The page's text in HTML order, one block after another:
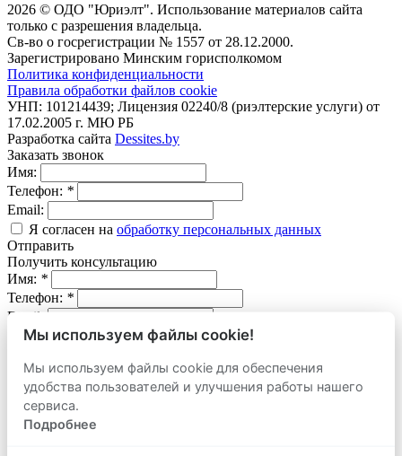
2026 © ОДО "Юриэлт". Использование материалов сайта
только с разрешения владельца.
Св-во о госрегистрации № 1557 от 28.12.2000.
Зарегистрировано Минским горисполкомом
Политика конфиденциальности
Правила обработки файлов cookie
УНП: 101214439; Лицензия 02240/8 (риэлтерские услуги) от
17.02.2005 г. МЮ РБ
Разработка сайта Dessites.by
Заказать звонок
Имя:
Телефон: *
Email:
Я согласен на обработку персональных данных
Отправить
Получить консультацию
Имя: *
Телефон: *
Email:
Я согласен наобработку персональных данных
Отправить
Оставить заявку
продать
Мы используем файлы cookie!
Мы используем файлы cookie для обеспечения
удобства пользователей и улучшения работы нашего
сервиса.
Подробнее